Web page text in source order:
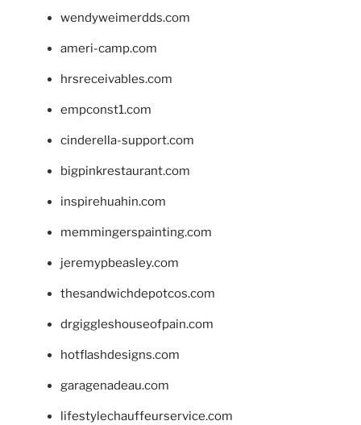
wendyweimerdds.com
ameri-camp.com
hrsreceivables.com
empconst1.com
cinderella-support.com
bigpinkrestaurant.com
inspirehuahin.com
memmingerspainting.com
jeremypbeasley.com
thesandwichdepotcos.com
drgiggleshouseofpain.com
hotflashdesigns.com
garagenadeau.com
lifestylechauffeurservice.com